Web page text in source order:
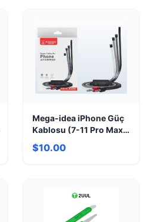
Mega-idea iPhone Güç
Kablosu (7-11 Pro Max)
– Hızlı Test
$10.00